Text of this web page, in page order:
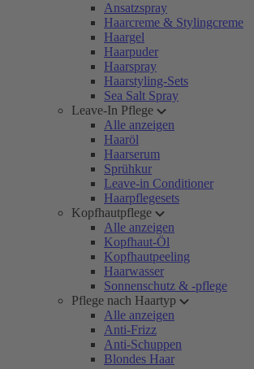
Ansatzspray
Haarcreme & Stylingcreme
Haargel
Haarpuder
Haarspray
Haarstyling-Sets
Sea Salt Spray
Leave-In Pflege
Alle anzeigen
Haaröl
Haarserum
Sprühkur
Leave-in Conditioner
Haarpflegesets
Kopfhautpflege
Alle anzeigen
Kopfhaut-Öl
Kopfhautpeeling
Haarwasser
Sonnenschutz & -pflege
Pflege nach Haartyp
Alle anzeigen
Anti-Frizz
Anti-Schuppen
Blondes Haar